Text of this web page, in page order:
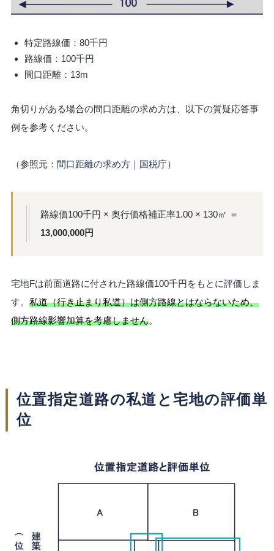
特定路線価：80千円
路線価：100千円
間口距離：13m
角切りがある場合の間口距離の求め方は、以下の質疑応答事
例を参考ください。
（参照元： 間口距離の求め方｜国税庁）
路線価100千円 × 奥行価格補正率1.00 × 130㎡ ＝
13,000,000円
宅地Fは前面道路に付された路線価100千円をもとに評価しま
す。 私道（行き止まり私道）は側方路線とはならないため、
側方路線影響加算を考慮しません。
位置指定道路の私道と宅地の評価単
位